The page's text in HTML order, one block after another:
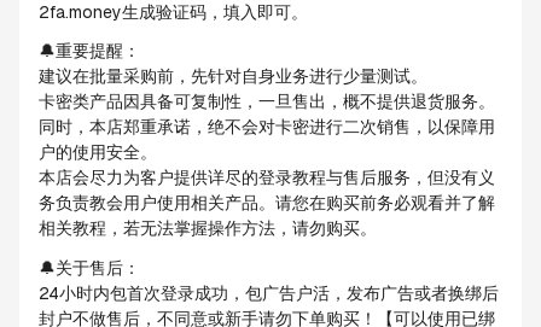
2fa.money生成验证码，填入即可。
🔔重要提醒：
建议在批量采购前，先针对自身业务进行少量测试。
卡密类产品因具备可复制性，一旦售出，概不提供退货服务。
同时，本店郑重承诺，绝不会对卡密进行二次销售，以保障用
户的使用安全。
本店会尽力为客户提供详尽的登录教程与售后服务，但没有义
务负责教会用户使用相关产品。请您在购买前务必观看并了解
相关教程，若无法掌握操作方法，请勿购买。
🔔关于售后：
24小时内包首次登录成功，包广告户活，发布广告或者换绑后
封户不做售后，不同意或新手请勿下单购买！【可以使用已绑